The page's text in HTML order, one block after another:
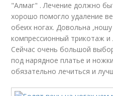
"Алмаг" . Лечение должно
хорошо помогло удаление
обеих ногах. Довольна
компрессионный трикотаж
Сейчас очень большой
под нарядное платье и
обязательно лечиться и